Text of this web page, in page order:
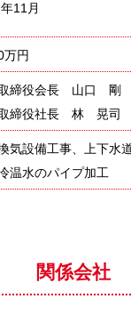
11月
万円
締役会長 山口 剛
締役社長 林 晃司
気設備工事、上下水
温水のパイプ加工
関係会社